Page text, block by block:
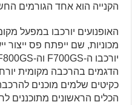
הקנייה הוא אחד הגורמים
האופנועים יורכבו במפעל
מכוניות, שם ייפתח פס ייצור
הדגמים בהרכבה מקומית
כקיטים שלמים מוכנים
הכלים הראשונים מתוכננים